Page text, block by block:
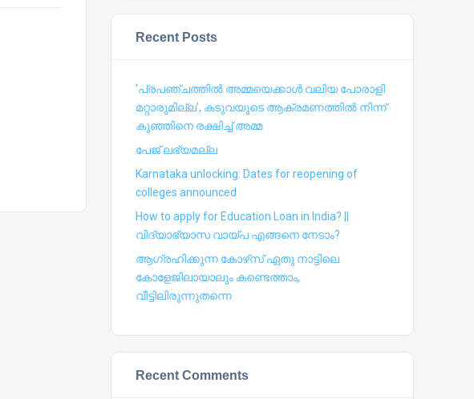
Recent Posts
‘പ്രപഞ്ചത്തില്‍ അമ്മയെക്കാള്‍ വലിയ പോരാളി
മറ്റാരുമില്ല’, കടുവയുടെ ആക്രമണത്തില്‍ നിന്ന്
കുഞ്ഞിനെ രക്ഷിച്ച് അമ്മ
പേജ് ലഭ്യമല്ല
Karnataka unlocking: Dates for reopening of
colleges announced
How to apply for Education Loan in India? ||
വിദ്യാഭ്യാസ വായ്പ എങ്ങനെ നേടാം?
ആഗ്രഹിക്കുന്ന കോഴ്‍സ് ഏതു നാട്ടിലെ
കോളേജിലായാലും കണ്ടെത്താം,
വീട്ടിലിരുന്നുതന്നെ
Recent Comments